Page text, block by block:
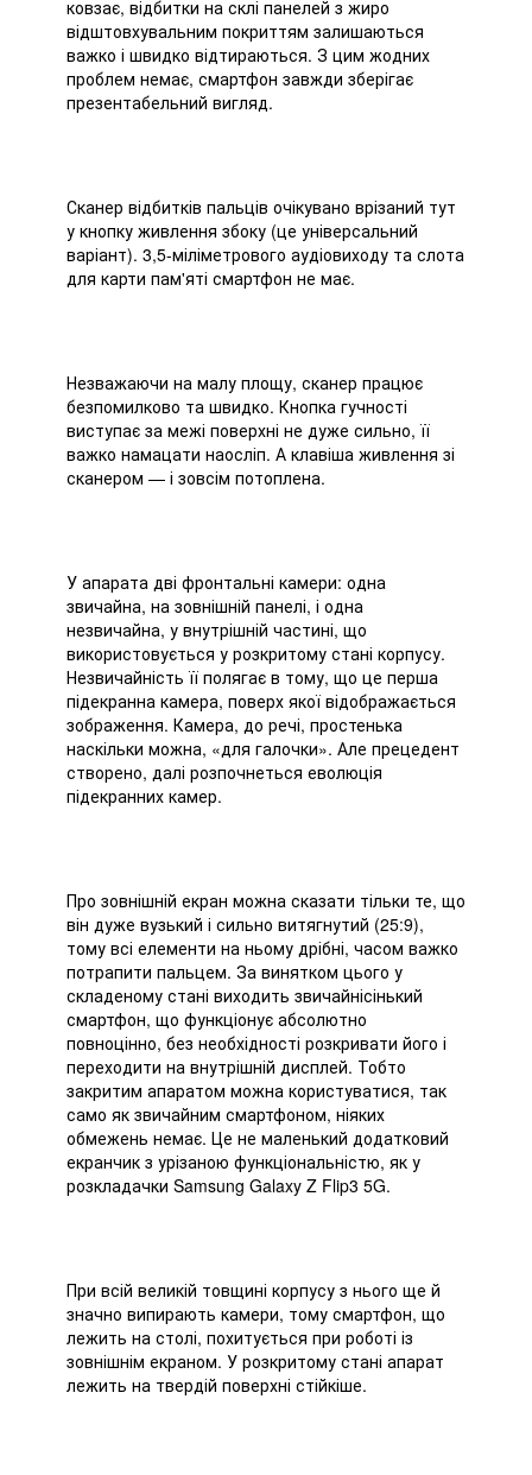
ковзає, відбитки на склі панелей з жиро
відштовхувальним покриттям залишаються
важко і швидко відтираються. З цим жодних
проблем немає, смартфон завжди зберігає
презентабельний вигляд.
Сканер відбитків пальців очікувано врізаний тут
у кнопку живлення збоку (це універсальний
варіант). 3,5-міліметрового аудіовиходу та слота
для карти пам'яті смартфон не має.
Незважаючи на малу площу, сканер працює
безпомилково та швидко. Кнопка гучності
виступає за межі поверхні не дуже сильно, її
важко намацати наосліп. А клавіша живлення зі
сканером — і зовсім потоплена.
У апарата дві фронтальні камери: одна
звичайна, на зовнішній панелі, і одна
незвичайна, у внутрішній частині, що
використовується у розкритому стані корпусу.
Незвичайність її полягає в тому, що це перша
підекранна камера, поверх якої відображається
зображення. Камера, до речі, простенька
наскільки можна, «для галочки». Але прецедент
створено, далі розпочнеться еволюція
підекранних камер.
Про зовнішній екран можна сказати тільки те, що
він дуже вузький і сильно витягнутий (25:9),
тому всі елементи на ньому дрібні, часом важко
потрапити пальцем. За винятком цього у
складеному стані виходить звичайнісінький
смартфон, що функціонує абсолютно
повноцінно, без необхідності розкривати його і
переходити на внутрішній дисплей. Тобто
закритим апаратом можна користуватися, так
само як звичайним смартфоном, ніяких
обмежень немає. Це не маленький додатковий
екранчик з урізаною функціональністю, як у
розкладачки Samsung Galaxy Z Flip3 5G.
При всій великій товщині корпусу з нього ще й
значно випирають камери, тому смартфон, що
лежить на столі, похитується при роботі із
зовнішнім екраном. У розкритому стані апарат
лежить на твердій поверхні стійкіше.